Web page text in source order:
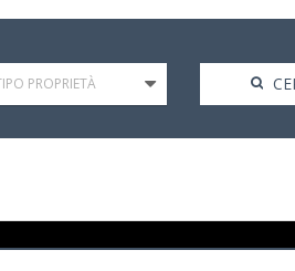
PROPRIETÀ